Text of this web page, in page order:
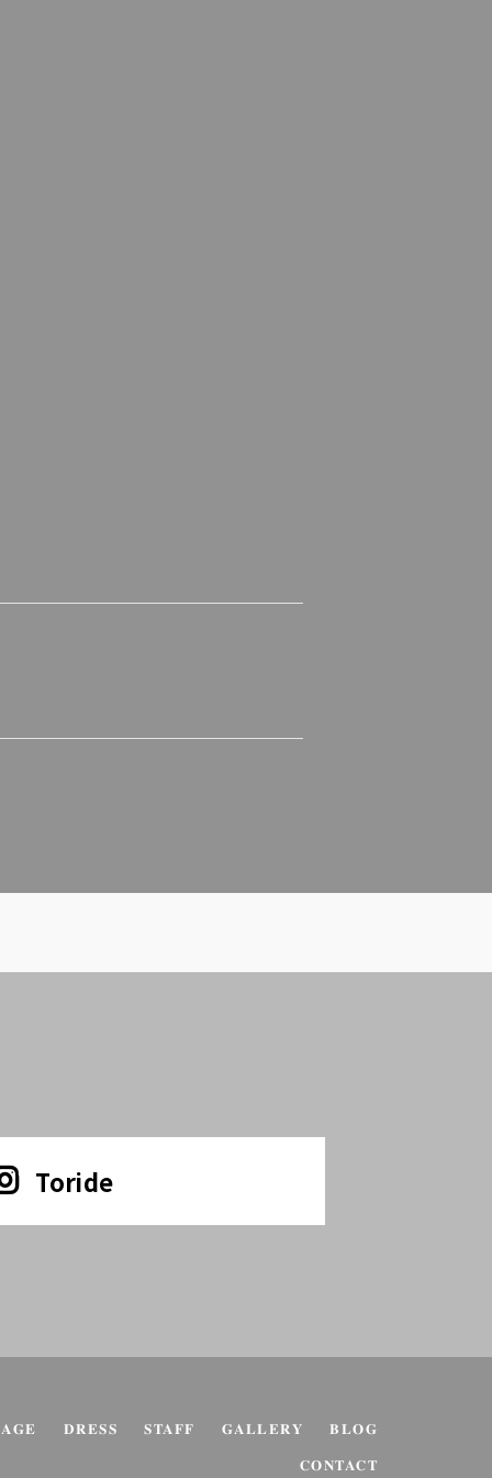
Toride
DRESS STAFF GALLERY BLOG
CONTACT